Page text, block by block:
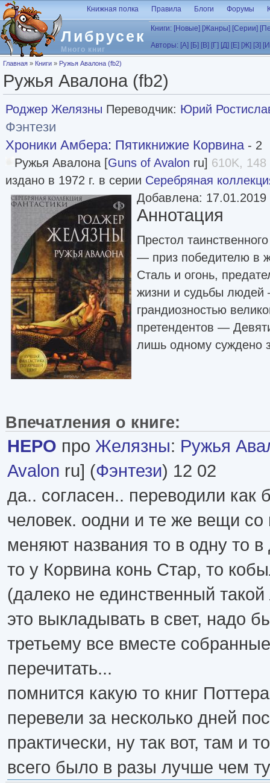
Перейти к основному содержанию
Либрусек
Много книг
Книжная полка Правила Блоги Форумы
Книги: [Новые] [Жанры] [Серии]
Авторы: [А] [Б] [В] [Г] [Д] [Е] [Ж] [З]
Вы здесь
Главная » Книги » Ружья Авалона (fb2)
Ружья Авалона (fb2)
Роджер Желязны Переводчик: Юрий
Фэнтези
Хроники Амбера: Пятикнижие Корвина - 2
Ружья Авалона [Guns of Avalon ru] 610K, 148
издано в 1972 г. в серии Серебряная
Добавлена: 17.01.2019
Аннотация
Престол
— приз победителю в
Сталь и огонь,
жизни и судьбы людей
грандиозностью
претендентов —
лишь одному суждено
Впечатления о книге:
HEPO про Желязны: Ружья
Avalon ru] (Фэнтези) 12 02
да.. согласен.. переводили как
человек. оодни и те же вещи
меняют названия то в одну то в
то у Корвина конь Стар, то
(далеко не единственный
это выкладывать в свет, надо
третьему все вместе
перечитать...
помнится какую то книг
перевели за несколько дней
практически, ну так вот, там и
всего было в разы лучше чем